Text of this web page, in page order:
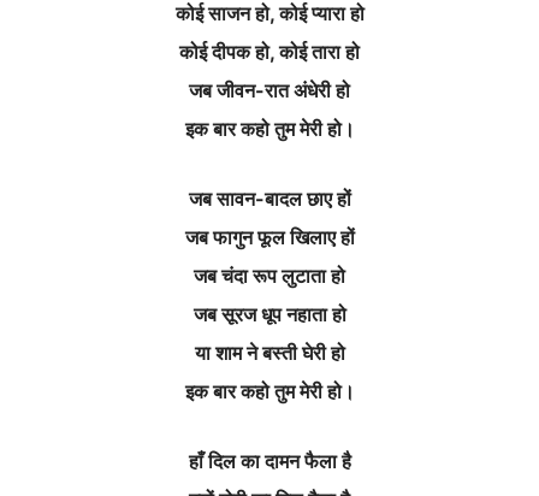
कोई साजन हो, कोई प्यारा हो
कोई दीपक हो, कोई तारा हो
जब जीवन-रात अंधेरी हो
इक बार कहो तुम मेरी हो।
जब सावन-बादल छाए हों
जब फागुन फूल खिलाए हों
जब चंदा रूप लुटाता हो
जब सूरज धूप नहाता हो
या शाम ने बस्ती घेरी हो
इक बार कहो तुम मेरी हो।
हाँ दिल का दामन फैला है